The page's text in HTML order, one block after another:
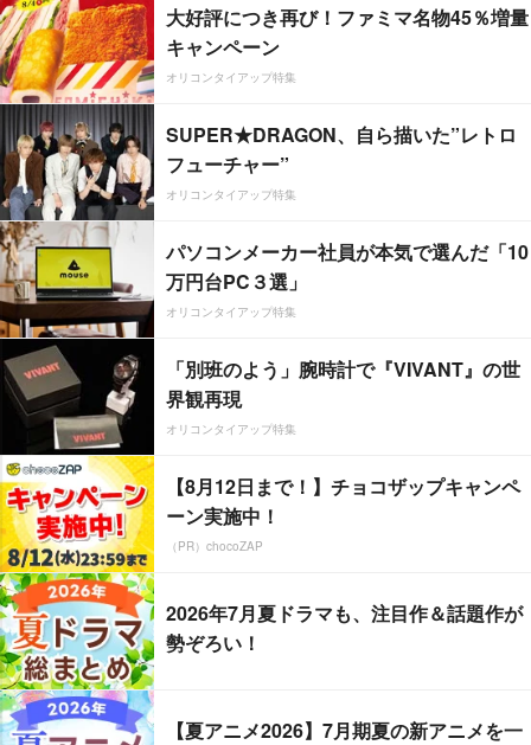
大好評につき再び！ファミマ名物45％増量
キャンペーン
オリコンタイアップ特集
SUPER★DRAGON、自ら描いた”レトロ
フューチャー”
オリコンタイアップ特集
パソコンメーカー社員が本気で選んだ「10
万円台PC３選」
オリコンタイアップ特集
「別班のよう」腕時計で『VIVANT』の世
界観再現
オリコンタイアップ特集
【8月12日まで！】チョコザップキャンペ
ーン実施中！
（PR）chocoZAP
2026年7月夏ドラマも、注目作＆話題作が
勢ぞろい！
【夏アニメ2026】7月期夏の新アニメを一